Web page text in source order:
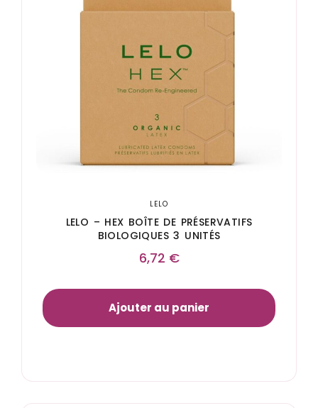
LELO
LELO – HEX BOÎTE DE PRÉSERVATIFS
BIOLOGIQUES 3 UNITÉS
6,72 €
Ajouter au panier